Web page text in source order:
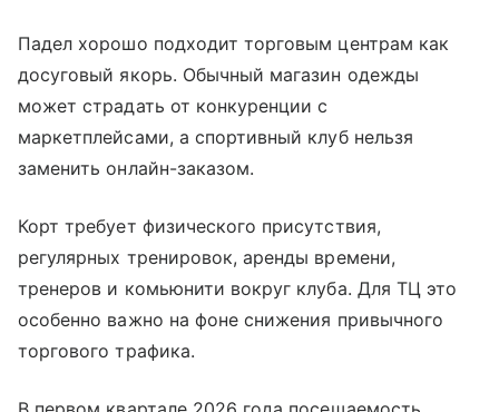
Падел хорошо подходит торговым центрам как
досуговый якорь. Обычный магазин одежды
может страдать от конкуренции с
маркетплейсами, а спортивный клуб нельзя
заменить онлайн-заказом.
Корт требует физического присутствия,
регулярных тренировок, аренды времени,
тренеров и комьюнити вокруг клуба. Для ТЦ это
особенно важно на фоне снижения привычного
торгового трафика.